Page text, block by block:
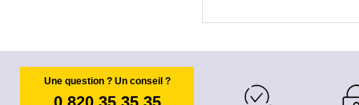
Une question ? Un conseil ?